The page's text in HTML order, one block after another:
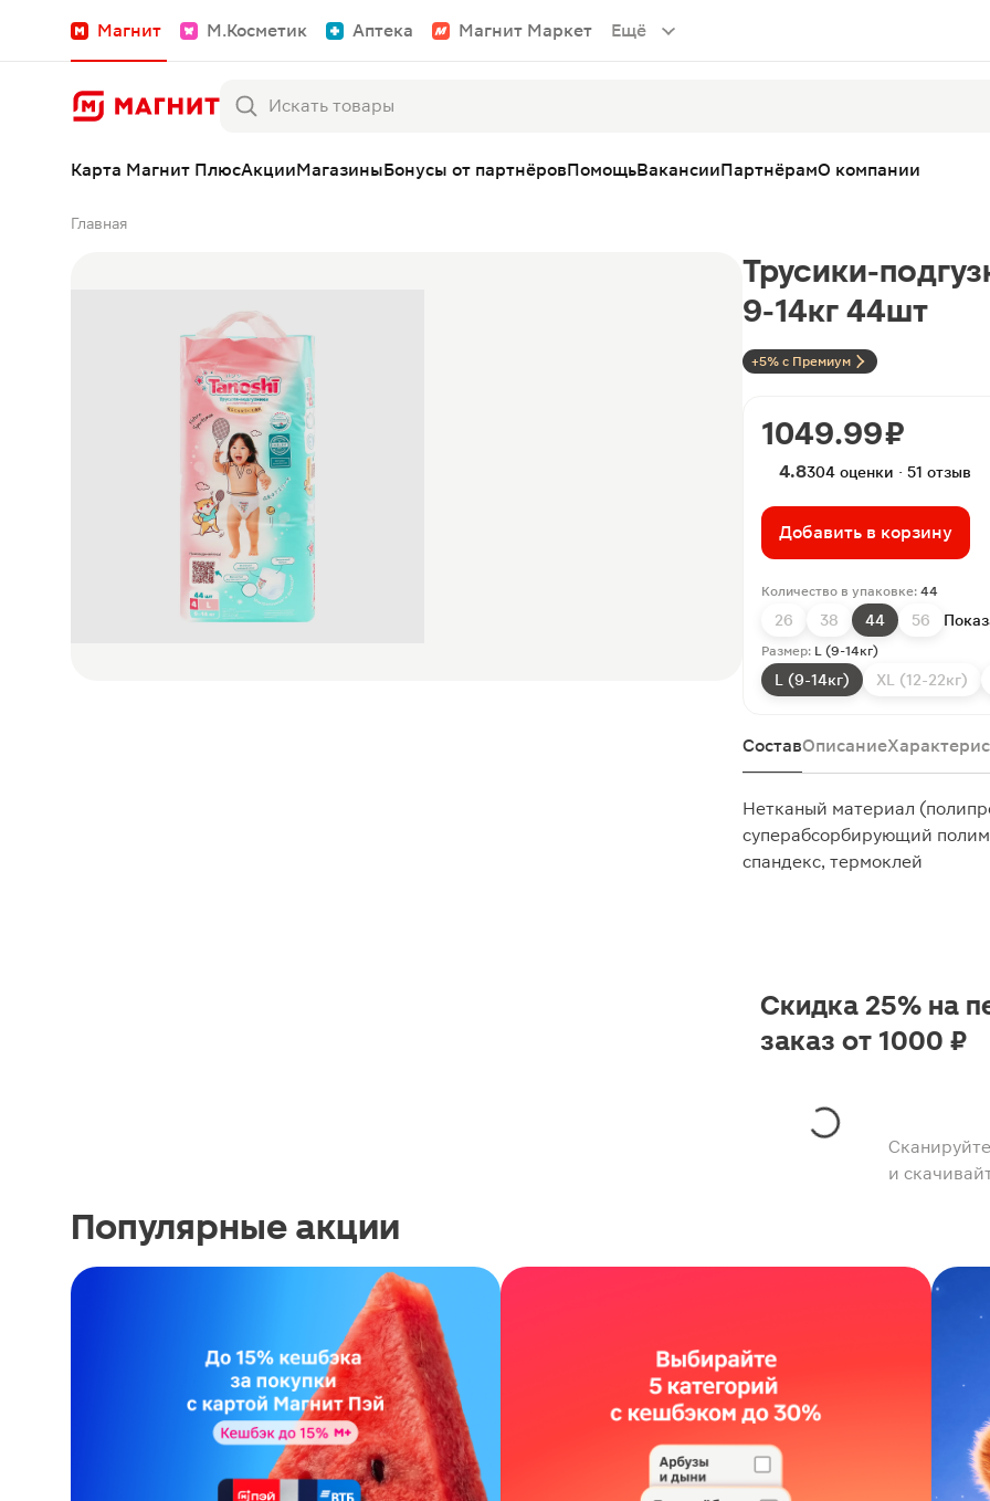
Магнит М.Косметик Аптека Магнит Маркет Ещё
Карта Магнит ПлюсАкцииМагазиныБонусы от партнёровПомощьВакансииПартнёрамО компании
Главная
+5% с Премиум
Трусики-
9-14кг 44шт
1049.99 ₽
4.8304 оценки · 51 отзыв
Добавить в корзину
Количество в упаковке: 44
26 38 44 56
Размер: L (9-14кг)
L (9-14кг) XL (12-22кг)
СоставОписание
Нетканый материал
суперабсорбирующий
спандекс, термоклей
и
Скидка 25% на
заказ от 1000 ₽
Популярные акции